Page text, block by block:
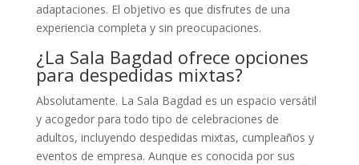
adaptaciones. El objetivo es que disfrutes de una
experiencia completa y sin preocupaciones.
¿La Sala Bagdad ofrece opciones
para despedidas mixtas?
Absolutamente. La Sala Bagdad es un espacio versátil
y acogedor para todo tipo de celebraciones de
adultos, incluyendo despedidas mixtas, cumpleaños y
eventos de empresa. Aunque es conocida por sus